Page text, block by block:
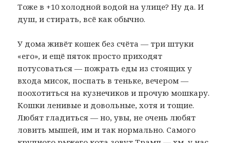
Тоже в +10 холодной водой на улице? Ну да. И
душ, и стирать, всё как обычно.
У дома живёт кошек без счёта — три штуки
«его», и ещё пяток просто приходят
потусоваться — пожрать еды из стоящих у
входа мисок, поспать в теньке, вечером —
поохотиться на кузнечиков и прочую мошкару.
Кошки ленивые и довольные, хотя и тощие.
Любят гладиться — но, увы, не очень любят
ловить мышей, им и так нормально. Самого